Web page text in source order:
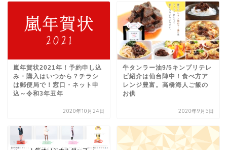
嵐年賀状2021年！予約申し込
み・購入はいつから？チラシ
は郵便局で！窓口・ネット申
込～令和3年丑年
2020年10月24日
牛タンラー油9/5キンプリテレ
ビ紹介は仙台陣中！食べ方ア
レンジ豊富。高橋海人ご飯の
お供
2020年9月5日